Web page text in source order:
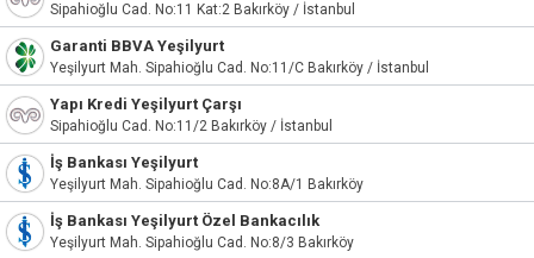
Sipahioğlu Cad. No:11 Kat:2 Bakırköy / İstanbul
Garanti BBVA Yeşilyurt
Yeşilyurt Mah. Sipahioğlu Cad. No:11/C Bakırköy / İstanbul
Yapı Kredi Yeşilyurt Çarşı
Sipahioğlu Cad. No:11/2 Bakırköy / İstanbul
İş Bankası Yeşilyurt
Yeşilyurt Mah. Sipahioğlu Cad. No:8A/1 Bakırköy
İş Bankası Yeşilyurt Özel Bankacılık
Yeşilyurt Mah. Sipahioğlu Cad. No:8/3 Bakırköy